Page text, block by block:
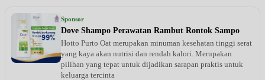
Sponsor
Dove Shampo Perawatan Rambut Rontok Sampo
Hotto Purto Oat merupakan minuman kesehatan tinggi serat
yang kaya akan nutrisi dan rendah kalori. Merupakan
pilihan yang tepat untuk dijadikan sarapan praktis untuk
keluarga tercinta